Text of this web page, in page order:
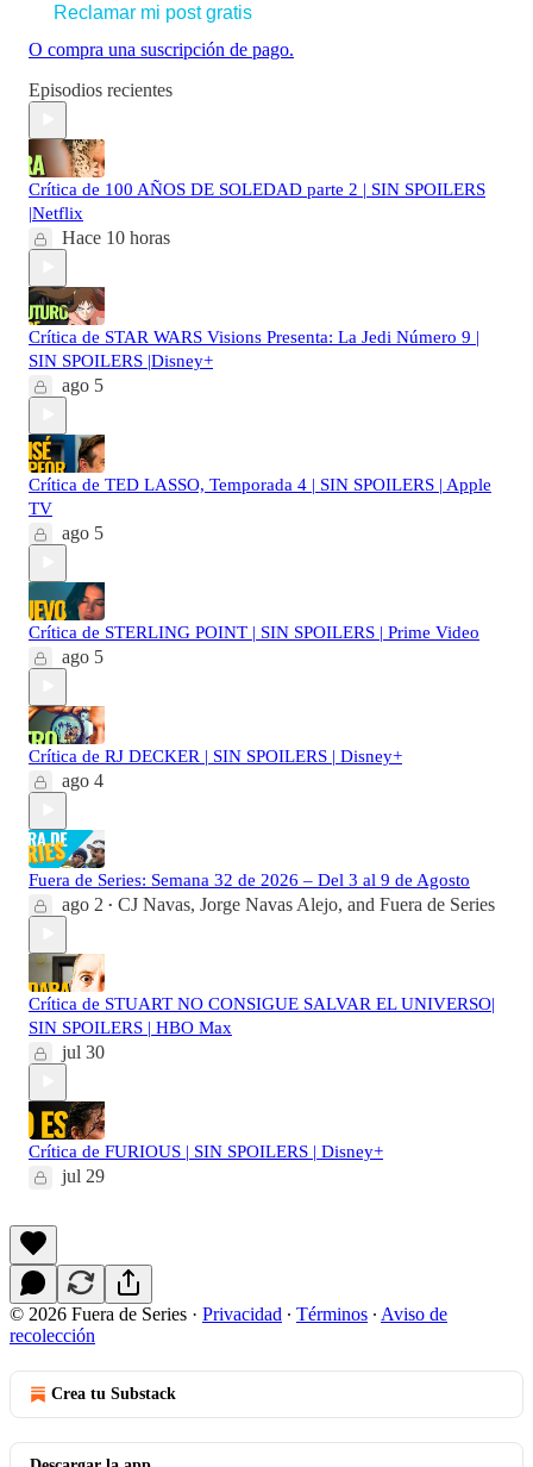
Reclamar mi post gratis
O compra una suscripción de pago.
Episodios recientes
Crítica de 100 AÑOS DE SOLEDAD parte 2 | SIN SPOILERS
|Netflix
Hace 10 horas
Crítica de STAR WARS Visions Presenta: La Jedi Número 9 |
SIN SPOILERS |Disney+
ago 5
Crítica de TED LASSO, Temporada 4 | SIN SPOILERS | Apple
TV
ago 5
Crítica de STERLING POINT | SIN SPOILERS | Prime Video
ago 5
Crítica de RJ DECKER | SIN SPOILERS | Disney+
ago 4
Fuera de Series: Semana 32 de 2026 – Del 3 al 9 de Agosto
ago 2 • CJ Navas, Jorge Navas Alejo, and Fuera de Series
Crítica de STUART NO CONSIGUE SALVAR EL UNIVERSO|
SIN SPOILERS | HBO Max
jul 30
Crítica de FURIOUS | SIN SPOILERS | Disney+
jul 29
© 2026 Fuera de Series · Privacidad ∙ Términos ∙ Aviso de
recolección
Crea tu Substack